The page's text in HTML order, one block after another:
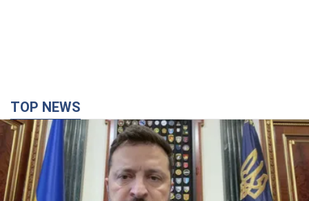
TOP NEWS